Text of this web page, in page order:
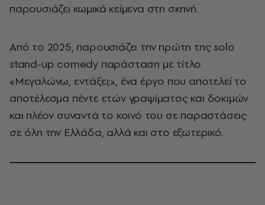
παρουσιάζει κωμικά κείμενα στη σκηνή.
Από το 2025, παρουσιάζει την πρώτη της solo
stand-up comedy παράσταση με τίτλο
«Μεγαλώνω, εντάξει;», ένα έργο που αποτελεί το
αποτέλεσμα πέντε ετών γραψίματος και δοκιμών
και πλέον συναντά το κοινό του σε παραστάσεις
σε όλη την Ελλάδα, αλλά και στο εξωτερικό.